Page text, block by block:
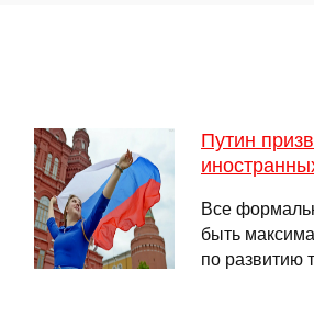
Путин
Все
быть
по развитию